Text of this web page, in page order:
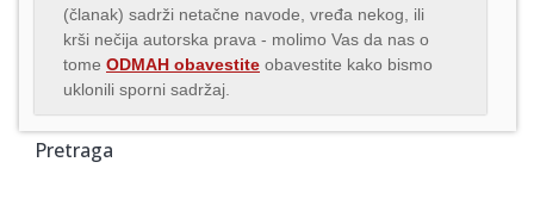
(članak) sadrži netačne navode, vređa nekog, ili
krši nečija autorska prava - molimo Vas da nas o
tome ODMAH obavestite obavestite kako bismo
uklonili sporni sadržaj.
Pretraga